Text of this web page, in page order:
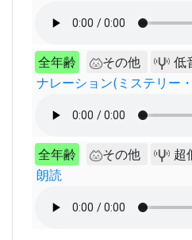
全年齢 その他 低
ナレーション(ミステリー
全年齢 その他 超
朗読